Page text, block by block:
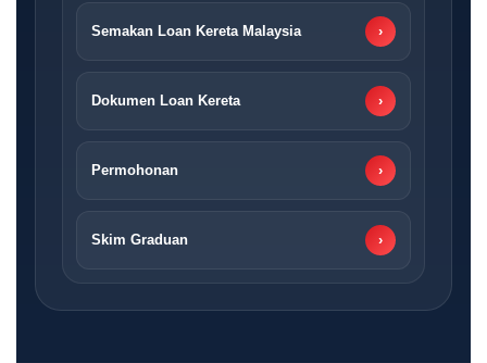
Semakan Loan Kereta Malaysia ›
Dokumen Loan Kereta ›
Permohonan ›
Skim Graduan ›